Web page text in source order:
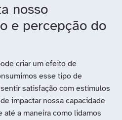
nosso
e percepção do
criar um efeito de
esse tipo de
satisfação com estímulos
impactar nossa capacidade
até a maneira como lidamos